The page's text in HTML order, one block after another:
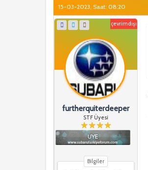
15-03-2023, Saat: 08:20
çevrimdışı
furtherquiterdeeper
STF Üyesi
Bilgiler